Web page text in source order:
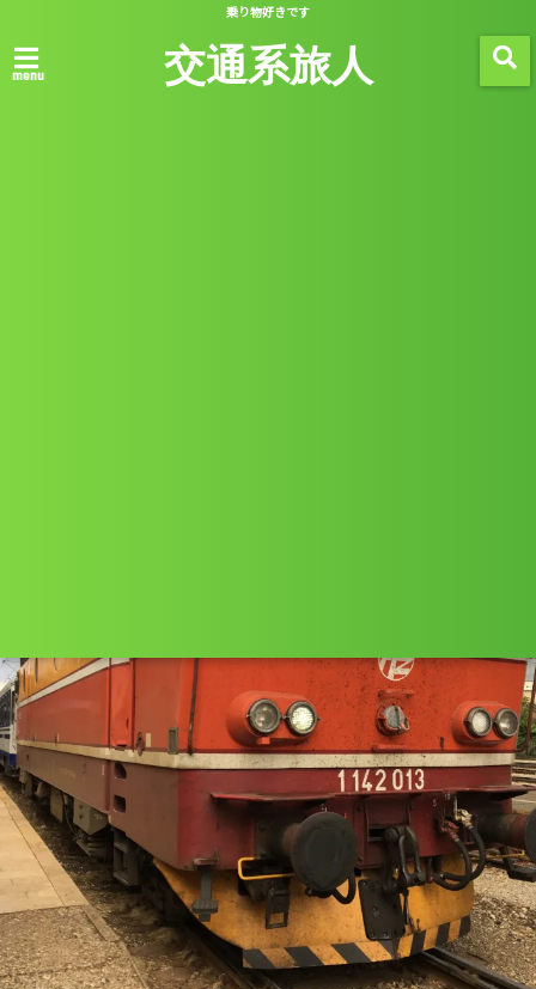
乗り物好きです
menu 交通系旅人